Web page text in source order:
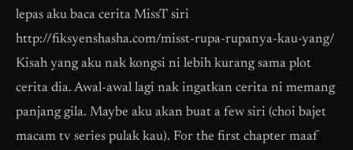
lepas aku baca cerita MissT siri
http://fiksyenshasha.com/misst-rupa-rupanya-kau-yang/
Kisah yang aku nak kongsi ni lebih kurang sama plot
cerita dia. Awal-awal lagi nak ingatkan cerita ni memang
panjang gila. Maybe aku akan buat a few siri (choi bajet
macam tv series pulak kau). For the first chapter maaf